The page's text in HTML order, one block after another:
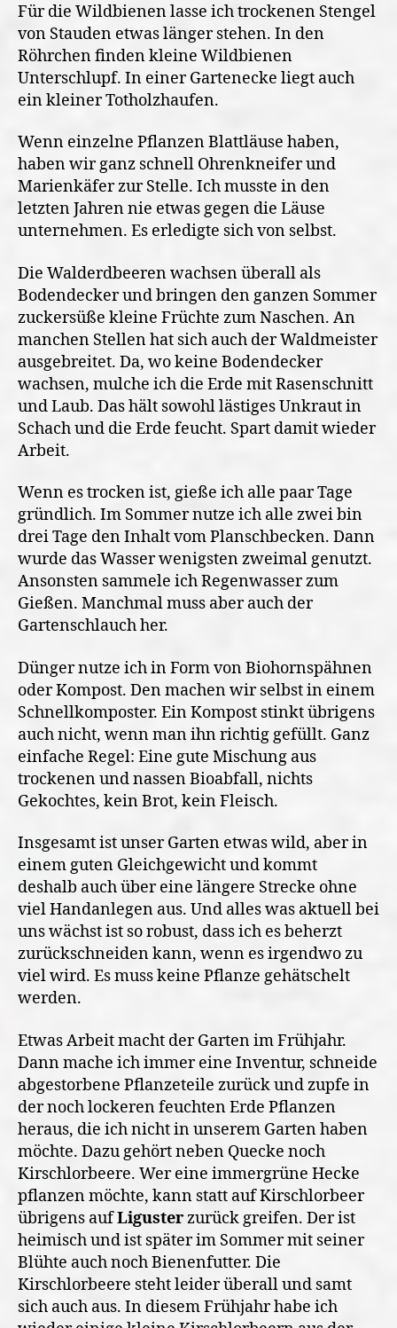
Für die Wildbienen lasse ich trockenen Stengel
von Stauden etwas länger stehen. In den
Röhrchen finden kleine Wildbienen
Unterschlupf. In einer Gartenecke liegt auch
ein kleiner Totholzhaufen.
Wenn einzelne Pflanzen Blattläuse haben,
haben wir ganz schnell Ohrenkneifer und
Marienkäfer zur Stelle. Ich musste in den
letzten Jahren nie etwas gegen die Läuse
unternehmen. Es erledigte sich von selbst.
Die Walderdbeeren wachsen überall als
Bodendecker und bringen den ganzen Sommer
zuckersüße kleine Früchte zum Naschen. An
manchen Stellen hat sich auch der Waldmeister
ausgebreitet. Da, wo keine Bodendecker
wachsen, mulche ich die Erde mit Rasenschnitt
und Laub. Das hält sowohl lästiges Unkraut in
Schach und die Erde feucht. Spart damit wieder
Arbeit.
Wenn es trocken ist, gieße ich alle paar Tage
gründlich. Im Sommer nutze ich alle zwei bin
drei Tage den Inhalt vom Planschbecken. Dann
wurde das Wasser wenigsten zweimal genutzt.
Ansonsten sammele ich Regenwasser zum
Gießen. Manchmal muss aber auch der
Gartenschlauch her.
Dünger nutze ich in Form von Biohornspähnen
oder Kompost. Den machen wir selbst in einem
Schnellkomposter. Ein Kompost stinkt übrigens
auch nicht, wenn man ihn richtiggefüllt. Ganz
einfache Regel: Eine gute Mischung aus
trockenen und nassen Bioabfall, nichts
Gekochtes, kein Brot, kein Fleisch.
Insgesamt ist unser Garten etwas wild, aber in
einem guten Gleichgewicht und kommt
deshalb auch über eine längere Strecke ohne
viel Handanlegen aus. Und alles was aktuell bei
uns wächst ist so robust, dass ich es beherzt
zurückschneiden kann, wenn es irgendwo zu
viel wird. Es muss keine Pflanze gehätschelt
werden.
Etwas Arbeit macht der Garten im Frühjahr.
Dann mache ich immer eine Inventur, schneide
abgestorbene Pflanzeteile zurück und zupfe in
der noch lockeren feuchten Erde Pflanzen
heraus, die ich nicht in unserem Garten haben
möchte. Dazu gehört neben Quecke noch
Kirschlorbeere. Wer eine immergrüne Hecke
pflanzen möchte, kann statt auf Kirschlorbeer
übrigens aufLigusterzurück greifen. Der ist
heimisch und ist später im Sommer mit seiner
Blühte auch noch Bienenfutter. Die
Kirschlorbeere steht leider überall und samt
sich auch aus. In diesem Frühjahr habe ich